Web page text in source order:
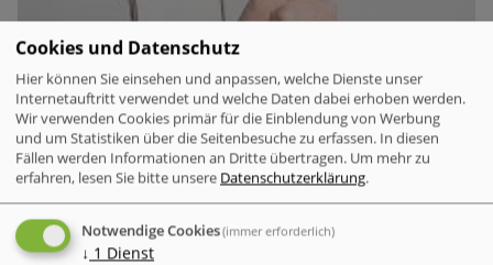
IT-Probleme im Einzelhandel – Warum Software und
Cookies und Datenschutz
Hier können Sie einsehen und anpassen, welche Dienste unser
Internetauftritt verwendet und welche Daten dabei erhoben werden.
Wir verwenden Cookies primär für die Einblendung von Werbung
und um Statistiken über die Seitenbesuche zu erfassen. In diesen
Fällen werden Informationen an Dritte übertragen. Um mehr zu
erfahren, lesen Sie bitte unsere Datenschutzerklärung.
Notwendige Cookies(immer erforderlich)
↓ 1 Dienst